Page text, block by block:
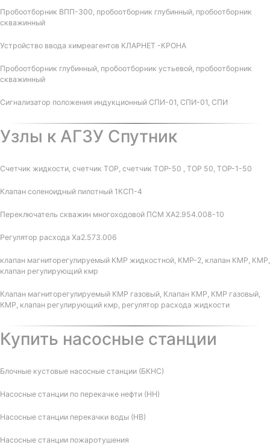
Пробоотборник ВПП-300, пробоотборник глубинный, пробоотборник
скважинный
Устройство ввода химреагентов КЛАРНЕТ -КРОНА
Пробоотборник глубинный, пробоотборник устьевой, пробоотборник
скважинный
Сигнализатор положения индукционный СПИ-01, СПИ-01, СПИ
Узлы к АГЗУ Спутник
Счетчик жидкости, счетчик ТОР, счетчик ТОР-50 , ТОР 50, ТОР-1-50
Клапан соленоидный пилотный 1КСП-4
Переключатель скважин многоходовой ПСМ ХА2.954.008-10
Регулятор расхода Ха2.573.006
клапан магниторегулируемый КМР жидкостной, КМР-2, клапан КМР, КМР,
клапан регулирующий кмр
Клапан магниторегулируемый КМР газовый, Клапан КМР, КМР газовый,
КМР, клапан регулирующий кмр, регулятор расхода жидкости
Купить насосные станции
Блочные кустовые насосные станции (БКНС)
Насосные станции по перекачке нефти (НН)
Насосные станции перекачки воды (НВ)
Насосные станции пожаротушения